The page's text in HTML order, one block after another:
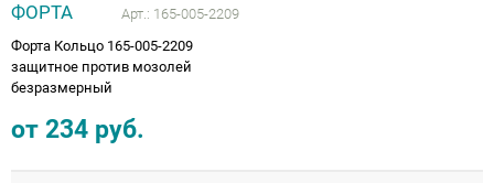
ФОРТА Арт.: 165-005-2209
Форта Кольцо 165-005-2209
защитное против мозолей
безразмерный
от 234 руб.